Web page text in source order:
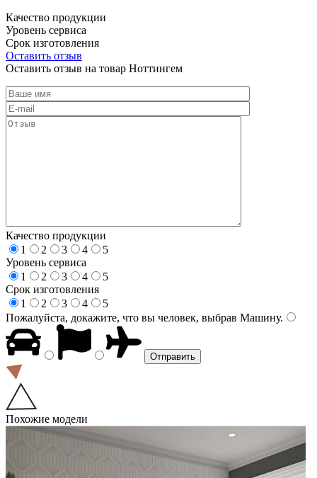
Качество продукции
Уровень сервиса
Срок изготовления
Оставить отзыв
Оставить отзыв на товар Ноттингем
Качество продукции
1
2 3 4
5
Уровень сервиса
1
2 3 4
5
Срок изготовления
1
2 3 4
5
Пожалуйста, докажите, что вы человек, выбрав Машину.
Похожие модели